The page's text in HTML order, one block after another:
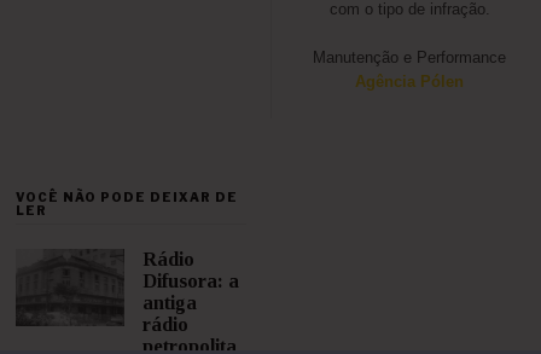
com o tipo de infração.
Manutenção e Performance
Agência Pólen
VOCÊ NÃO PODE DEIXAR DE
LER
Rádio
Difusora: a
antiga
rádio
petropolita